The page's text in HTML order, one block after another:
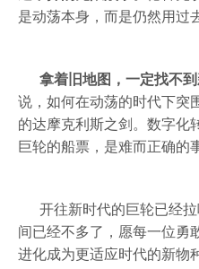
是动荡本身，而是仍然用过
拿着旧地图，一定找不到
说，如何在动荡的时代下突
的达摩克利斯之剑。数字化
巨轮的船票，是难而正确的
开往新时代的巨轮已经
间已经不多了，愿每一位勇
进化成为更适应时代的新物